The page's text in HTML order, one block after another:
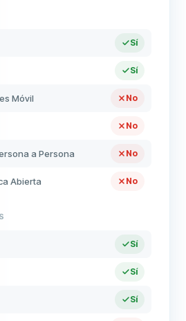
Sí
Sí
Móvil No
No
a Persona No
Abierta No
Sí
Sí
Sí